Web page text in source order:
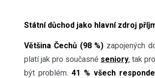
Státní důchod jako hlavní zdroj
Většina Čechů (98 %) zapojených
platí jak pro současné seniory, tak
být problém. 41 % všech